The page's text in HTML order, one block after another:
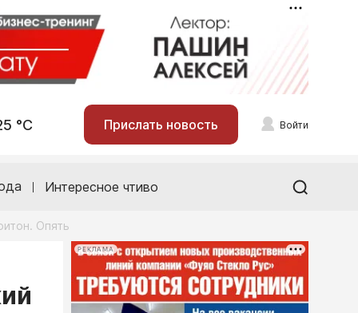
°С Прислать новость Войти
Интересное чтиво
Опять
РЕКЛАМА